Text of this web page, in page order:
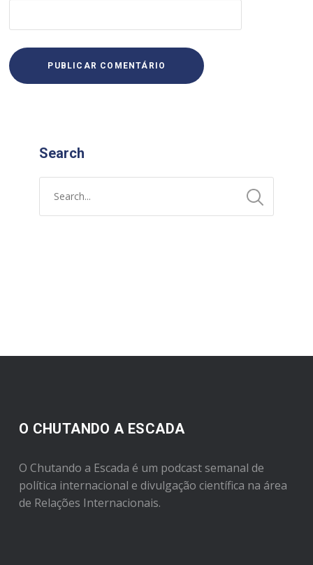
Search
O CHUTANDO A ESCADA
O Chutando a Escada é um podcast semanal de
política internacional e divulgação científica na área
de Relações Internacionais.